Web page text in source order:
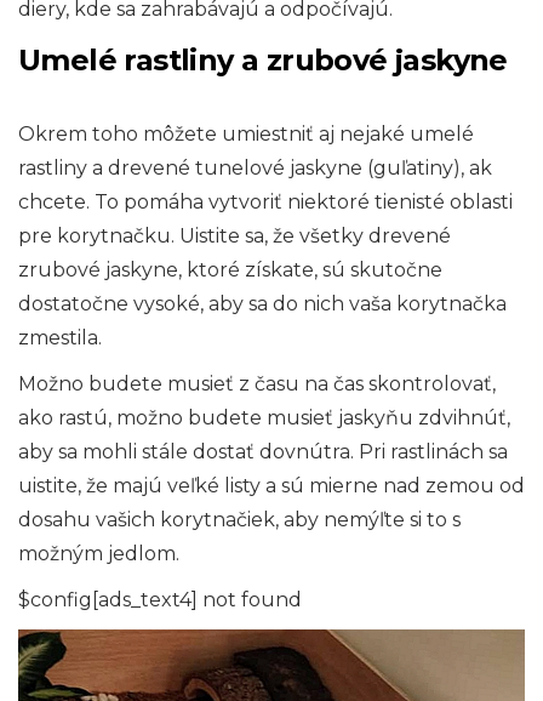
diery, kde sa zahrabávajú a odpočívajú.
Umelé rastliny a zrubové jaskyne
Okrem toho môžete umiestniť aj nejaké umelé
rastliny a drevené tunelové jaskyne (guľatiny), ak
chcete. To pomáha vytvoriť niektoré tienisté oblasti
pre korytnačku. Uistite sa, že všetky drevené
zrubové jaskyne, ktoré získate, sú skutočne
dostatočne vysoké, aby sa do nich vaša korytnačka
zmestila.
Možno budete musieť z času na čas skontrolovať,
ako rastú, možno budete musieť jaskyňu zdvihnúť,
aby sa mohli stále dostať dovnútra. Pri rastlinách sa
uistite, že majú veľké listy a sú mierne nad zemou od
dosahu vašich korytnačiek, aby nemýľte si to s
možným jedlom.
$config[ads_text4] not found